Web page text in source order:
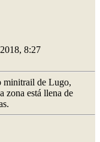
8:27
minitrail de Lugo,
zona está llena de